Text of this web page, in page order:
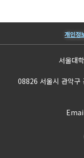
개인정
서울대
08826 서울시 관악구